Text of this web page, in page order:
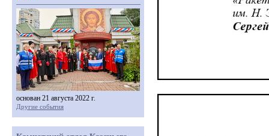
основан 21 августа 2022 г.
Другие события